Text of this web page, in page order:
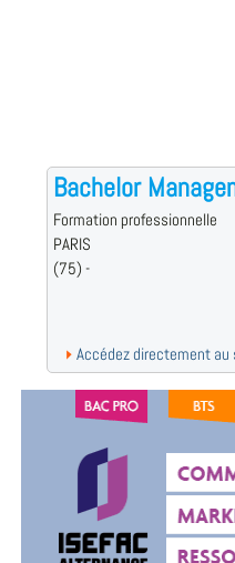
Bachelor
Formation professionnelle
PARIS
(75) -
Accédez directement